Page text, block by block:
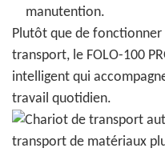
manutention.
Plutôt que de
transport, le FOLO-100
intelligent qui
travail quotidien.